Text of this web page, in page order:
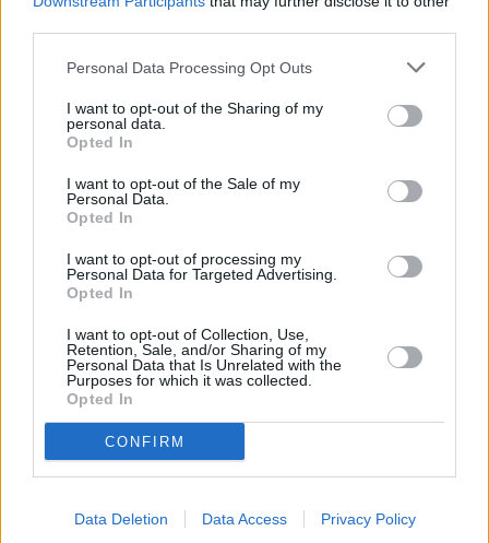
Personal Data Processing Opt Outs
I want to opt-out of the Sharing of my
personal data.
Opted In
I want to opt-out of the Sale of my
Personal Data.
Opted In
I want to opt-out of processing my
Personal Data for Targeted Advertising.
Opted In
I want to opt-out of Collection, Use,
Retention, Sale, and/or Sharing of my
Personal Data that Is Unrelated with the
Purposes for which it was collected.
Opted In
CONFIRM
Data Deletion Data Access Privacy Policy
E-izdevumu arhīvs
SKATĪT ŽURNĀLA ARHĪVU